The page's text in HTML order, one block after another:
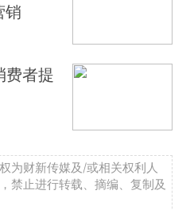
销
费者提
为财新传媒及/或相关权利人
禁止进行转载、摘编、复制及